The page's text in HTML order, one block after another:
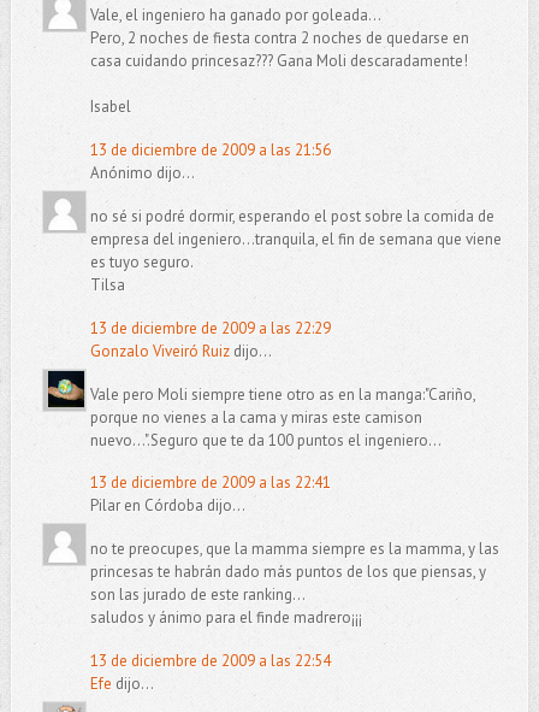
Vale, el ingeniero ha ganado por goleada...
Pero, 2 noches de fiesta contra 2 noches de quedarse en
casa cuidando princesaz??? Gana Moli descaradamente!
Isabel
13 de diciembre de 2009 a las 21:56
Anónimo dijo...
no sé si podré dormir, esperando el post sobre la comida de
empresa del ingeniero...tranquila, el fin de semana que viene
es tuyo seguro.
Tilsa
13 de diciembre de 2009 a las 22:29
Gonzalo Viveiró Ruizdijo...
Vale pero Moli siempre tiene otro as en la manga:"Cariño,
porque no vienes a la cama y miras este camison
nuevo...".Seguro que te da 100 puntos el ingeniero...
13 de diciembre de 2009 a las 22:41
Pilar en Córdoba dijo...
no te preocupes, que la mamma siempre es la mamma, y las
princesas te habrán dado más puntos de los que piensas, y
son las jurado de este ranking...
saludos y ánimo para el finde madrero¡¡¡
13 de diciembre de 2009 a las 22:54
Efe dijo...